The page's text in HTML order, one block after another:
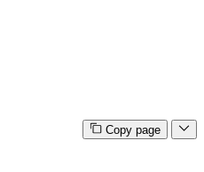
Copy page